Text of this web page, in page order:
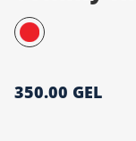
350.00 GEL